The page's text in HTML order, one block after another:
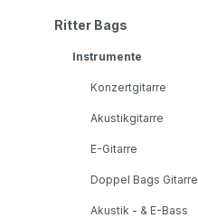
Ritter Bags
Instrumente
Konzertgitarre
Akustikgitarre
E-Gitarre
Doppel Bags Gitarre
Akustik - & E-Bass